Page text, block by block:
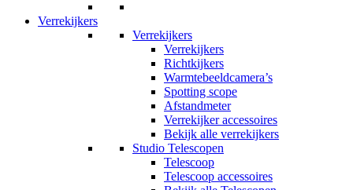
Verrekijkers
Verrekijkers
Verrekijkers
Richtkijkers
Warmtebeeldcamera’s
Spotting scope
Afstandmeter
Verrekijker accessoires
Bekijk alle verrekijkers
Studio Telescopen
Telescoop
Telescoop accessoires